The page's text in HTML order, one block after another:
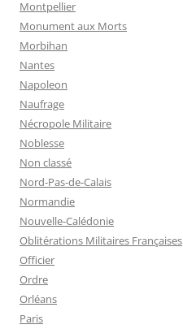
Montpellier
Monument aux Morts
Morbihan
Nantes
Napoleon
Naufrage
Nécropole Militaire
Noblesse
Non classé
Nord-Pas-de-Calais
Normandie
Nouvelle-Calédonie
Oblitérations Militaires Françaises
Officier
Ordre
Orléans
Paris